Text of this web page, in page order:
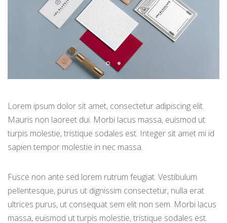
Lorem ipsum dolor sit amet, consectetur adipiscing elit.
Mauris non laoreet dui. Morbi lacus massa, euismod ut
turpis molestie, tristique sodales est. Integer sit amet mi id
sapien tempor molestie in nec massa.
Fusce non ante sed lorem rutrum feugiat. Vestibulum
pellentesque, purus ut dignissim consectetur, nulla erat
ultrices purus, ut consequat sem elit non sem. Morbi lacus
massa, euismod ut turpis molestie, tristique sodales est.